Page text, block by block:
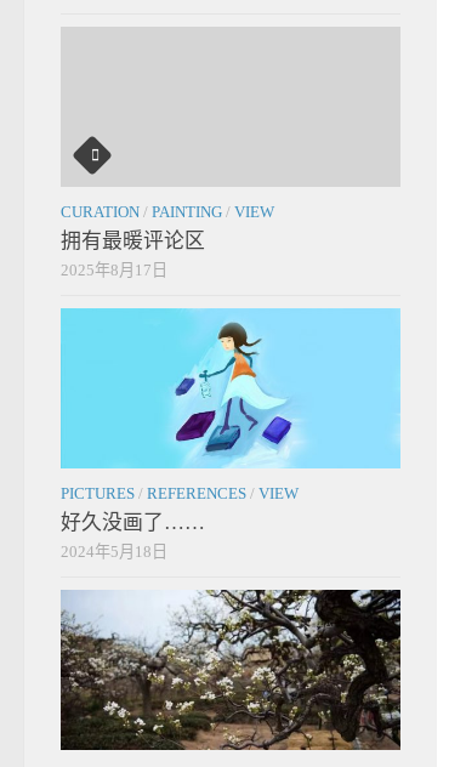
CURATION / PAINTING / VIEW
拥有最暖评论区
2025年8月17日
PICTURES / REFERENCES / VIEW
好久没画了……
2024年5月18日